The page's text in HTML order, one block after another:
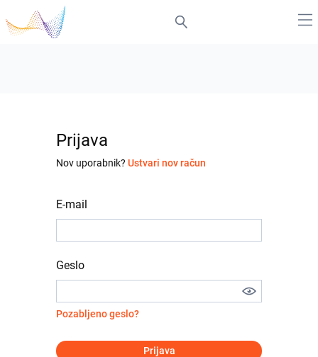
Prijava
Nov uporabnik? Ustvari nov račun
E-mail
Geslo
Pozabljeno geslo?
Prijava